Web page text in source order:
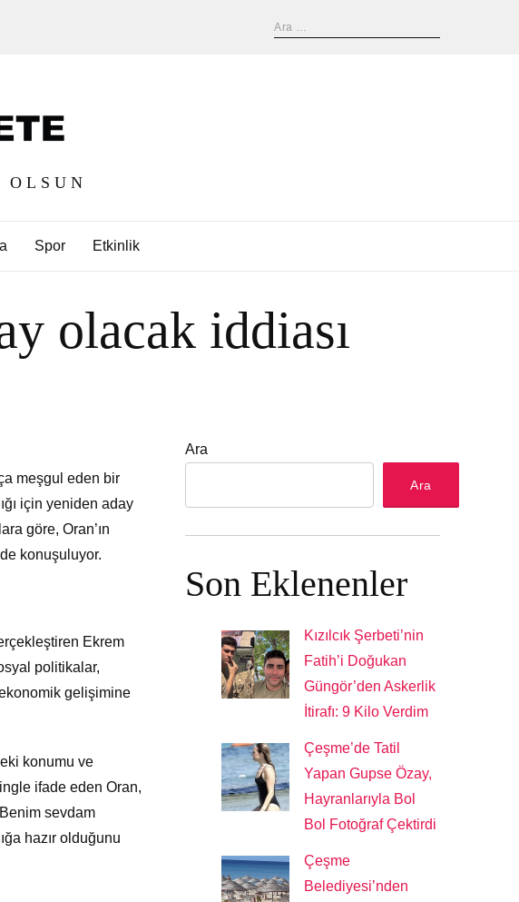
Spor Etkinlik
olacak iddiası
meşgul eden bir
için yeniden aday
göre, Oran’ın
konuşuluyor.
Ekrem
politikalar,
gelişimine
konumu ve
ifade eden Oran,
sevdam
hazır olduğunu
Ara
Ara
Son Eklenenler
Kızılcık Şerbeti’nin
Fatih’i Doğukan
Güngör’den Askerlik
İtirafı: 9 Kilo Verdim
Çeşme’de Tatil
Yapan Gupse Özay,
Hayranlarıyla Bol
Bol Fotoğraf Çektirdi
Çeşme
Belediyesi’nden